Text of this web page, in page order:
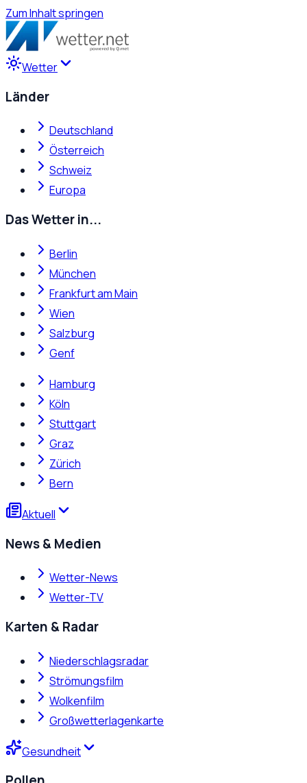
Zum Inhalt springen
Wetter
Länder
Deutschland
Österreich
Schweiz
Europa
Das Wetter in...
Berlin
München
Frankfurt am Main
Wien
Salzburg
Genf
Hamburg
Köln
Stuttgart
Graz
Zürich
Bern
Aktuell
News & Medien
Wetter-News
Wetter-TV
Karten & Radar
Niederschlagsradar
Strömungsfilm
Wolkenfilm
Großwetterlagenkarte
Gesundheit